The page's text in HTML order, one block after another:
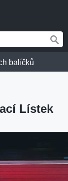
balíčků
Lístek